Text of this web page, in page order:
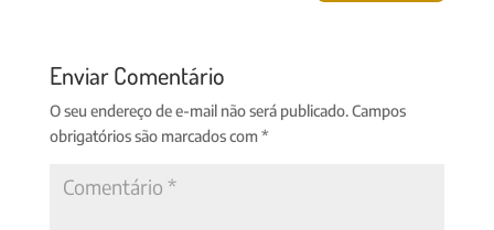
Enviar Comentário
O seu endereço de e-mail não será publicado.Campos
obrigatórios são marcados com*